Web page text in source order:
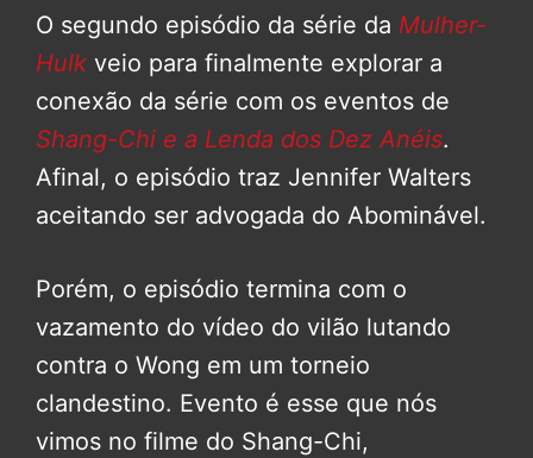
O segundo episódio da série da Mulher-
Hulk veio para finalmente explorar a
conexão da série com os eventos de
Shang-Chi e a Lenda dos Dez Anéis.
Afinal, o episódio traz Jennifer Walters
aceitando ser advogada do Abominável.
Porém, o episódio termina com o
vazamento do vídeo do vilão lutando
contra o Wong em um torneio
clandestino. Evento é esse que nós
vimos no filme do Shang-Chi,